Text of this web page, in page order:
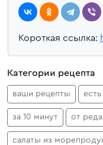
Короткая ссылка:
Категории рецепта
ваши рецепты
за 10 минут от
салаты из